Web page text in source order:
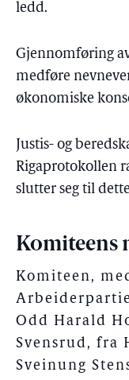
ledd.
Gjennomføring
medføre
økonomiske
Justis- og
Rigaprotokollen
slutter seg til
Komiteens
Komiteen,
Odd Harald
Svensrud, fra
Sveinung